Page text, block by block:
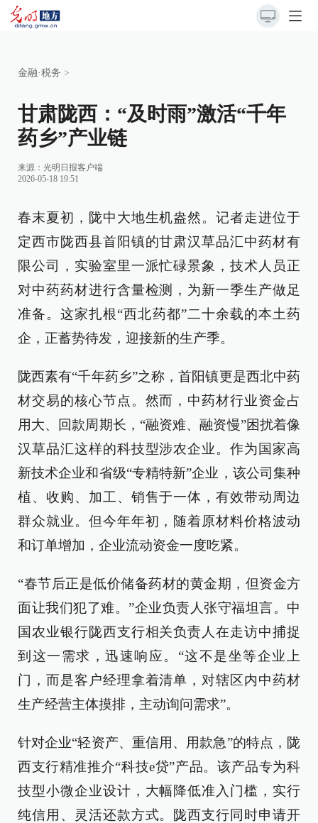
金融·税务 >
甘肃陇西：“及时雨”激活“千年
药乡”产业链
来源： 光明日报客户端
2026-05-18 19:51
春末夏初，陇中大地生机盎然。记者走进位于
定西市陇西县首阳镇的甘肃汉草品汇中药材有
限公司，实验室里一派忙碌景象，技术人员正
对中药药材进行含量检测，为新一季生产做足
准备。这家扎根“西北药都”二十余载的本土药
企，正蓄势待发，迎接新的生产季。
陇西素有“千年药乡”之称，首阳镇更是西北中药
材交易的核心节点。然而，中药材行业资金占
用大、回款周期长，“融资难、融资慢”困扰着像
汉草品汇这样的科技型涉农企业。作为国家高
新技术企业和省级“专精特新”企业，该公司集种
植、收购、加工、销售于一体，有效带动周边
群众就业。但今年年初，随着原材料价格波动
和订单增加，企业流动资金一度吃紧。
“春节后正是低价储备药材的黄金期，但资金方
面让我们犯了难。”企业负责人张守福坦言。中
国农业银行陇西支行相关负责人在走访中捕捉
到这一需求，迅速响应。“这不是坐等企业上
门，而是客户经理拿着清单，对辖区内中药材
生产经营主体摸排，主动询问需求”。
针对企业“轻资产、重信用、用款急”的特点，陇
西支行精准推介“科技e贷”产品。该产品专为科
技型小微企业设计，大幅降低准入门槛，实行
纯信用、灵活还款方式。陇西支行同时申请开